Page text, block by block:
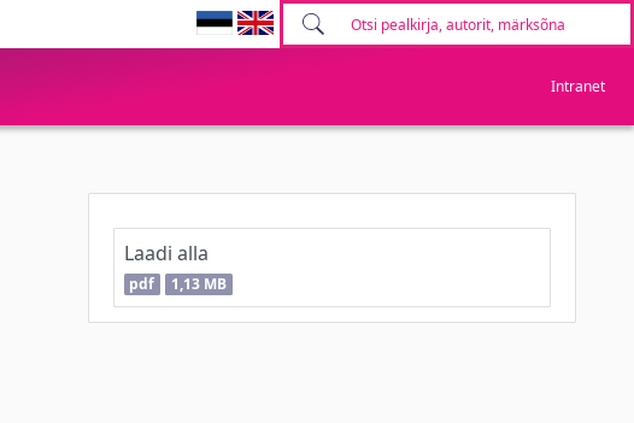
Intranet
Laadi alla
pdf 1,13 MB